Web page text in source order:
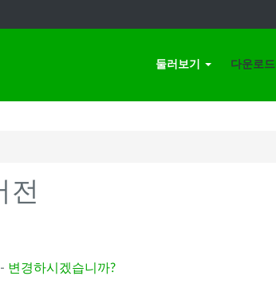
둘러보기 다운로드
전
변경하시겠습니까?